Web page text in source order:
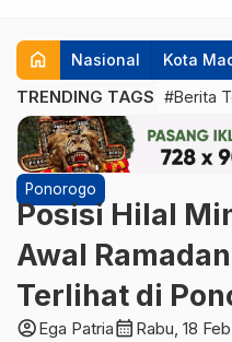
home Nasional Kota
TRENDING TAGS #Berita
Ponorogo
Posisi Hilal
Awal
Terlihat di
account_circleEga Patriacalendar_month Rabu, 18